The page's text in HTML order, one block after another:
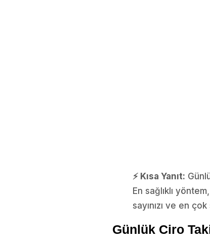
⚡ Kısa Yanıt:
En sağlıklı
sayınızı ve en
Günlük Ciro